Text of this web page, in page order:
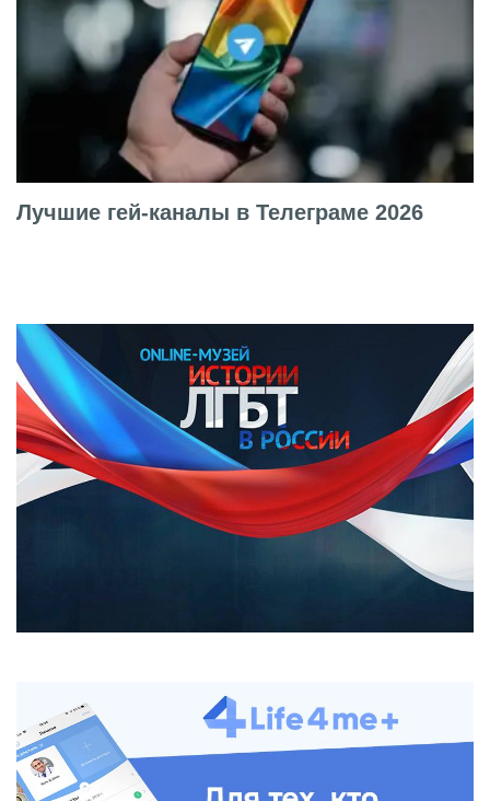
Лучшие гей-каналы в Телеграме 2026